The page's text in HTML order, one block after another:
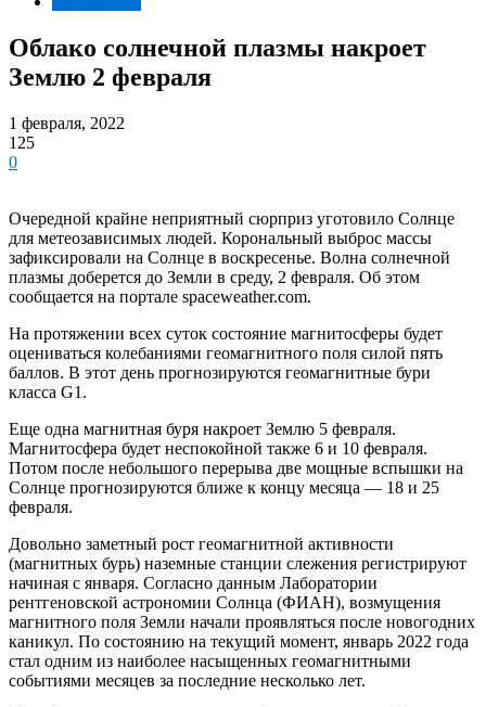
Облако солнечной плазмы накроет
Землю 2 февраля
1 февраля, 2022
125
0
Очередной крайне неприятный сюрприз уготовило Солнце
для метеозависимых людей. Корональный выброс массы
зафиксировали на Солнце в воскресенье. Волна солнечной
плазмы доберется до Земли в среду, 2 февраля. Об этом
сообщается на портале spaceweather.com.
На протяжении всех суток состояние магнитосферы будет
оцениваться колебаниями геомагнитного поля силой пять
баллов. В этот день прогнозируются геомагнитные бури
класса G1.
Еще одна магнитная буря накроет Землю 5 февраля.
Магнитосфера будет неспокойной также 6 и 10 февраля.
Потом после небольшого перерыва две мощные вспышки на
Солнце прогнозируются ближе к концу месяца — 18 и 25
февраля.
Довольно заметный рост геомагнитной активности
(магнитных бурь) наземные станции слежения регистрируют
начиная с января. Согласно данным Лаборатории
рентгеновской астрономии Солнца (ФИАН), возмущения
магнитного поля Земли начали проявляться после новогодних
каникул. По состоянию на текущий момент, январь 2022 года
стал одним из наиболее насыщенных геомагнитными
событиями месяцев за последние несколько лет.